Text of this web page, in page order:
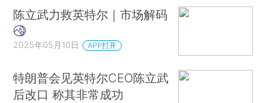
陈立武力救英特尔｜市场解码
2025年05月10日 APP打开
特朗普会见英特尔CEO陈立武
后改口 称其非常成功